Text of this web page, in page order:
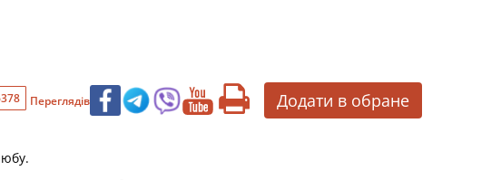
Переглядів Додати в обране